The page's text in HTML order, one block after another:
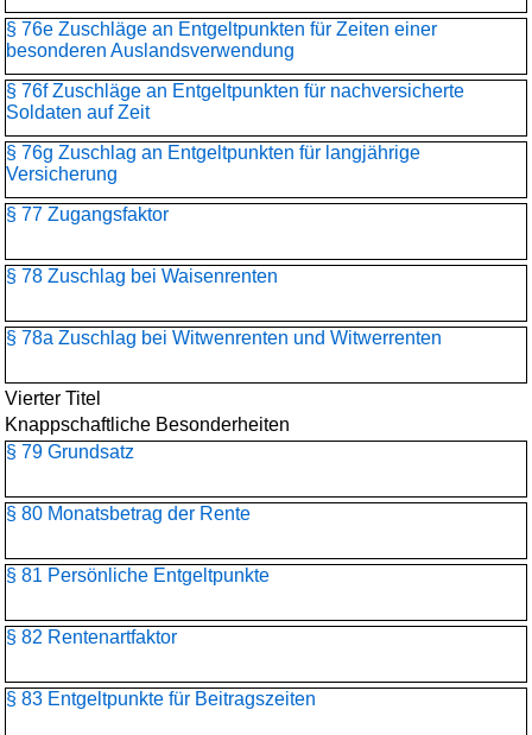
§ 76e Zuschläge an Entgeltpunkten für Zeiten einer
besonderen Auslandsverwendung
§ 76f Zuschläge an Entgeltpunkten für nachversicherte
Soldaten auf Zeit
§ 76g Zuschlag an Entgeltpunkten für langjährige
Versicherung
§ 77 Zugangsfaktor
§ 78 Zuschlag bei Waisenrenten
§ 78a Zuschlag bei Witwenrenten und Witwerrenten
Vierter Titel
Knappschaftliche Besonderheiten
§ 79 Grundsatz
§ 80 Monatsbetrag der Rente
§ 81 Persönliche Entgeltpunkte
§ 82 Rentenartfaktor
§ 83 Entgeltpunkte für Beitragszeiten